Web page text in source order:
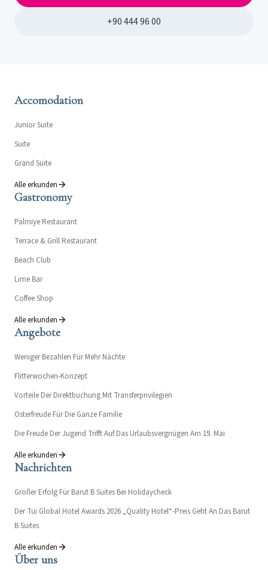
+90 444 96 00
Accomodation
Junior Suite
Suite
Grand Suite
Alle erkunden
Gastronomy
Palmiye Restaurant
Terrace & Grill Restaurant
Beach Club
Lime Bar
Coffee Shop
Alle erkunden
Angebote
Weniger Bezahlen Für Mehr Nächte
Flitterwochen-Konzept
Vorteile Der Direktbuchung Mit Transferprivilegien
Osterfreude Für Die Ganze Familie
Die Freude Der Jugend Trifft Auf Das Urlaubsvergnügen Am 19. Mai
Alle erkunden
Nachrichten
Großer Erfolg Für Barut B Suites Bei Holidaycheck
Der Tui Global Hotel Awards 2026 „Quality Hotel“-Preis Geht An Das Barut
B Suites
Alle erkunden
Über uns